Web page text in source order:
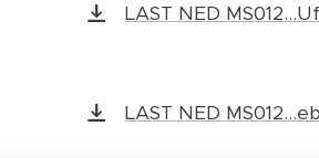
LAST NED
LAST NED